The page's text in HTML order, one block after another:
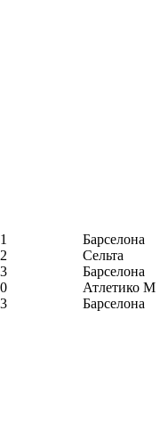
Барселона
Сельта
Барселона
Атлетико М
Барселона